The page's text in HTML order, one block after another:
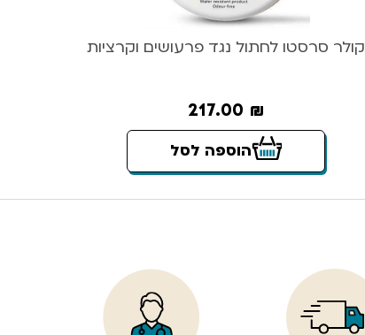
קולר סרסטו לחתול נגד פרעושים וקרציות
217.00 ₪
הוספה לסל